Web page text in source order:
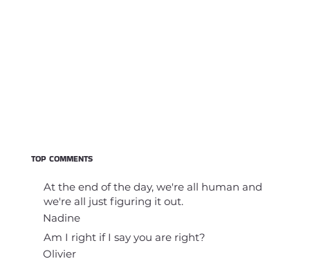
TOP COMMENTS
At the end of the day, we're all human and
we're all just figuring it out.
Nadine
Am I right if I say you are right?
Olivier